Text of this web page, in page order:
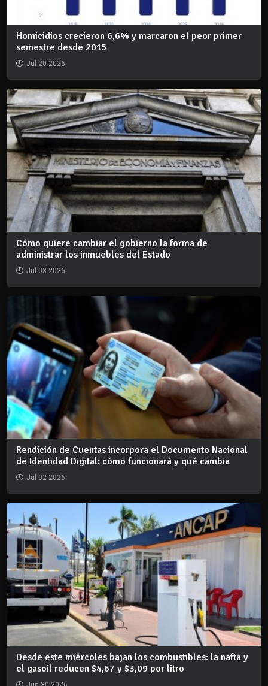
Homicidios crecieron 6,6% y marcaron el peor primer
semestre desde 2015
Jul 20 2026
Cómo quiere cambiar el gobierno la forma de
administrar los inmuebles del Estado
Jul 03 2026
Rendición de Cuentas incorpora el Documento Nacional
de Identidad Digital: cómo funcionará y qué cambia
Jul 02 2026
Desde este miércoles bajan los combustibles: la nafta y
el gasoil reducen $4,67 y $3,09 por litro